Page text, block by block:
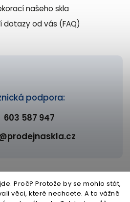
Proč? Protože by se mohlo stát,
věci, které nechcete. A to vážně
podpora:
603 587 947
našeho skla
dotazy od vás (FAQ)